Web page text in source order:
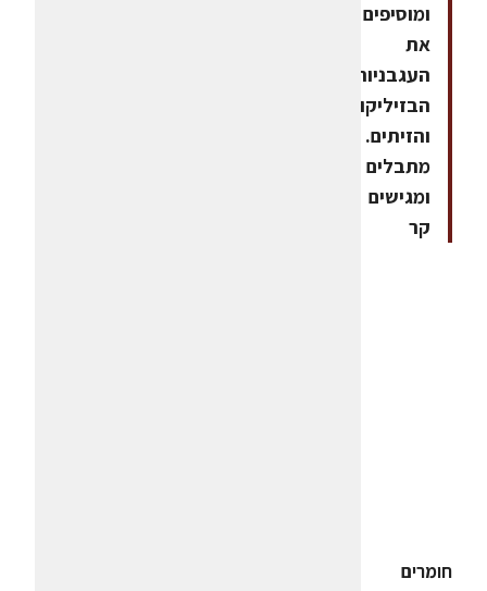
ומוסיפים
את
העגבניות,
הבזיליקום
והזיתים.
מתבלים
ומגישים
קר
חומרים